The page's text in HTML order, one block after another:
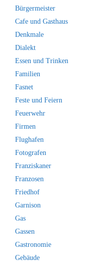
Bürgermeister
Cafe und Gasthaus
Denkmale
Dialekt
Essen und Trinken
Familien
Fasnet
Feste und Feiern
Feuerwehr
Firmen
Flughafen
Fotografen
Franziskaner
Franzosen
Friedhof
Garnison
Gas
Gassen
Gastronomie
Gebäude